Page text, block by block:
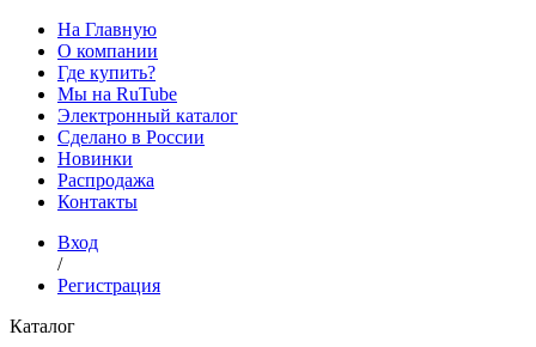
На Главную
О компании
Где купить?
Мы на RuTube
Электронный каталог
Сделано в России
Новинки
Распродажа
Контакты
Вход
/
Регистрация
Каталог